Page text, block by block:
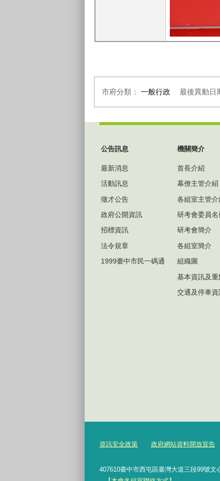
市府分類： 一般行政 最後異動日
公告訊息
最新消息
活動訊息
徵才公告
政府公開資訊
招標資訊
法令規章
1999臺中市民一碼通
機關簡介
首長介紹
幕僚主管介紹
各組室主管介
研考會委員名
研考會簡介
各組室簡介
組織圖
基本資訊及重
交通及停車資
資訊安全政策 政府網站資料開放宣告
407610臺中市西屯區臺灣大道三段99號文